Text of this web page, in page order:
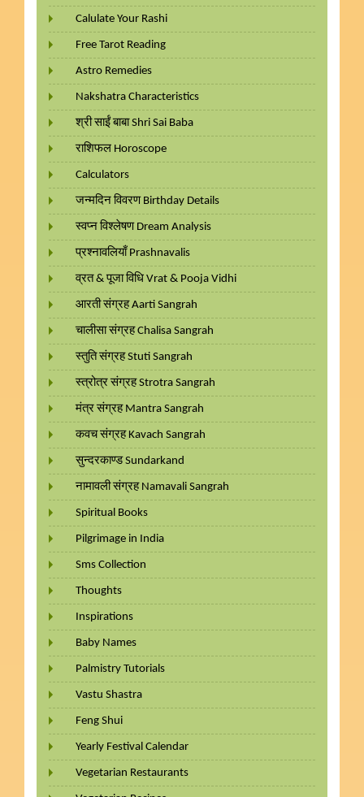
Calulate Your Rashi
Free Tarot Reading
Astro Remedies
Nakshatra Characteristics
श्री साईं बाबा Shri Sai Baba
राशिफल Horoscope
Calculators
जन्मदिन विवरण Birthday Details
स्वप्न विश्लेषण Dream Analysis
प्रश्नावलियाँ Prashnavalis
व्रत & पूजा विधि Vrat & Pooja Vidhi
आरती संग्रह Aarti Sangrah
चालीसा संग्रह Chalisa Sangrah
स्तुति संग्रह Stuti Sangrah
स्त्रोत्र संग्रह Strotra Sangrah
मंत्र संग्रह Mantra Sangrah
कवच संग्रह Kavach Sangrah
सुन्दरकाण्ड Sundarkand
नामावली संग्रह Namavali Sangrah
Spiritual Books
Pilgrimage in India
Sms Collection
Thoughts
Inspirations
Baby Names
Palmistry Tutorials
Vastu Shastra
Feng Shui
Yearly Festival Calendar
Vegetarian Restaurants